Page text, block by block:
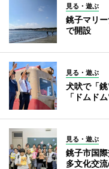
見る・遊ぶ
銚子マリ
で開設
見る・遊ぶ
犬吠で「
「ドムド
見る・遊ぶ
銚子市国
多文化交